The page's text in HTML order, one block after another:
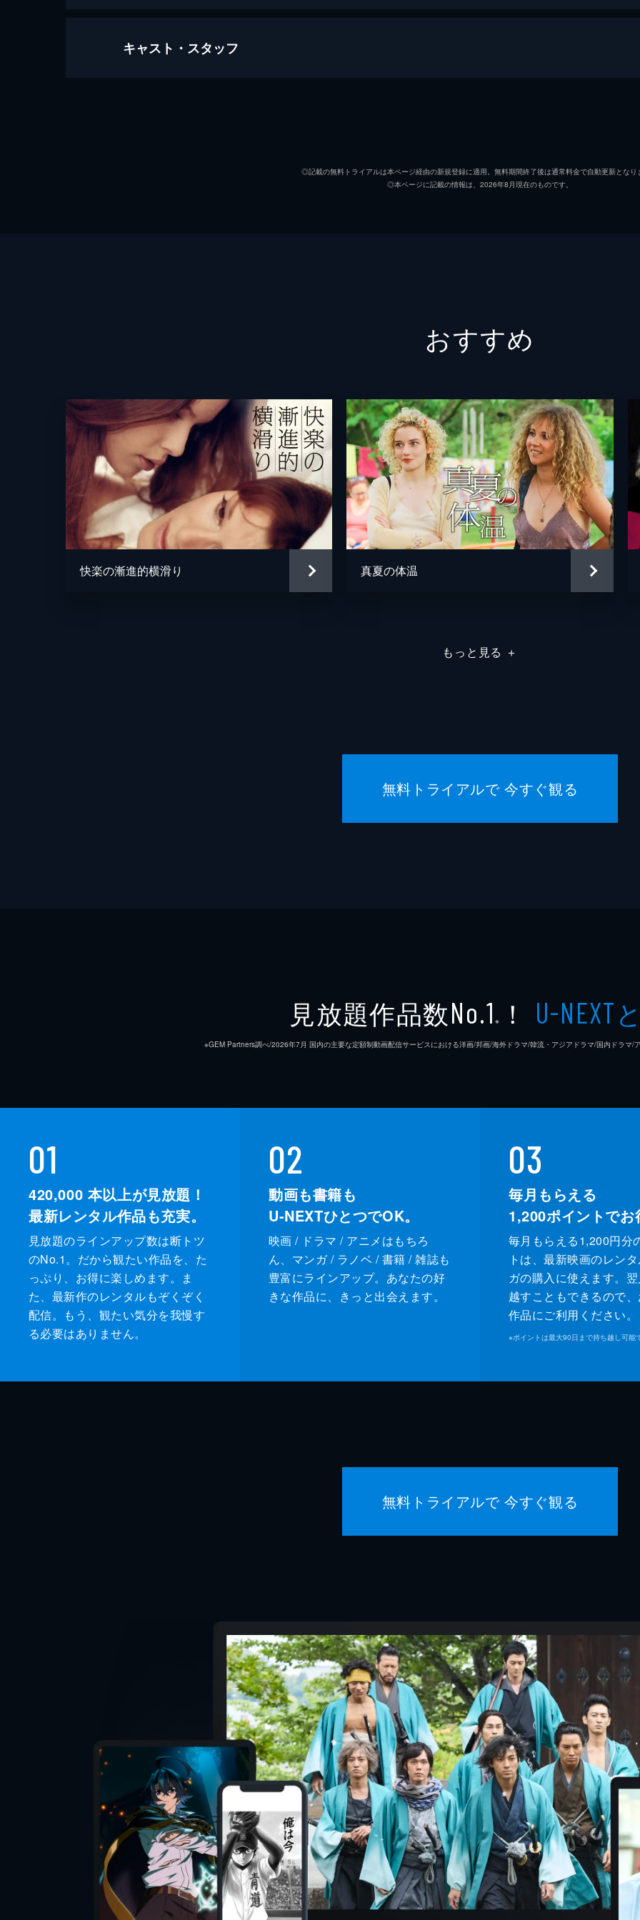
優しく愛して
キャスト・スタッフ
マリ＝アンヌ・シャゼル
アニー・モウレル
製作 マルク・ゴールドスタウブ
ダニエル・リチー
◎記載の無料トライアルは本ページ経由の新規登録に適用。無料期間終了後は通常料金で自動更新となり
◎本ページに記載の情報は、2026年8月現在のものです。
おすすめ
快楽の漸進的横滑り 真夏の体温
もっと見る ＋
無料トライアルで 今すぐ観る
見放題作品数No.1 ※ ！ U-NEXT
※GEM Partners調べ/2026年7⽉ 国内の主要な定額制動画配信サービスにおける洋画/邦画/海外ドラマ/韓流・アジアドラマ/国内ドラマ/
01
420,000 本以上が見放題！
最新レンタル作品も充実。
見放題のラインアップ数は断トツ
のNo.1。だから観たい作品を、た
っぷり、お得に楽しめます。ま
た、最新作のレンタルもぞくぞく
配信。もう、観たい気分を我慢す
る必要はありません。
02
動画も書籍も
U-NEXTひとつでOK。
映画 / ドラマ / アニメはもちろ
ん、マンガ / ラノベ / 書籍 / 雑誌も
豊富にラインアップ。あなたの好
きな作品に、きっと出会えます。
03
毎月もらえる
1,200ポイントでお
毎月もらえる1,200円分
トは、最新映画のレン
ガの購入に使えます。
越すこともできるので
作品にご利用ください。
※ポイントは最大90日まで持ち越し可能
無料トライアルで 今すぐ観る